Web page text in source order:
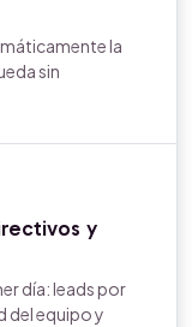
la
sin
y
día: leads por
del equipo y